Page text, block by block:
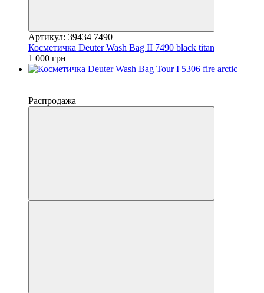
Артикул: 39434 7490
Косметичка Deuter Wash Bag II 7490 black titan
1 000 грн
Распродажа